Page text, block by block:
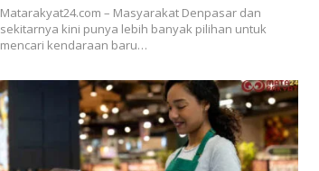
Matarakyat24.com – Masyarakat Denpasar dan
sekitarnya kini punya lebih banyak pilihan untuk
mencari kendaraan baru…